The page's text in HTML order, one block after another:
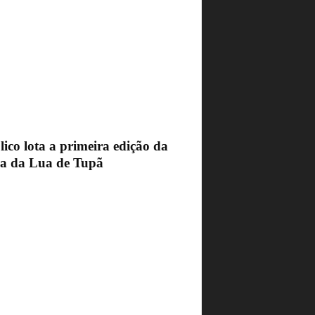
lota a primeira edição da
da Lua de Tupã